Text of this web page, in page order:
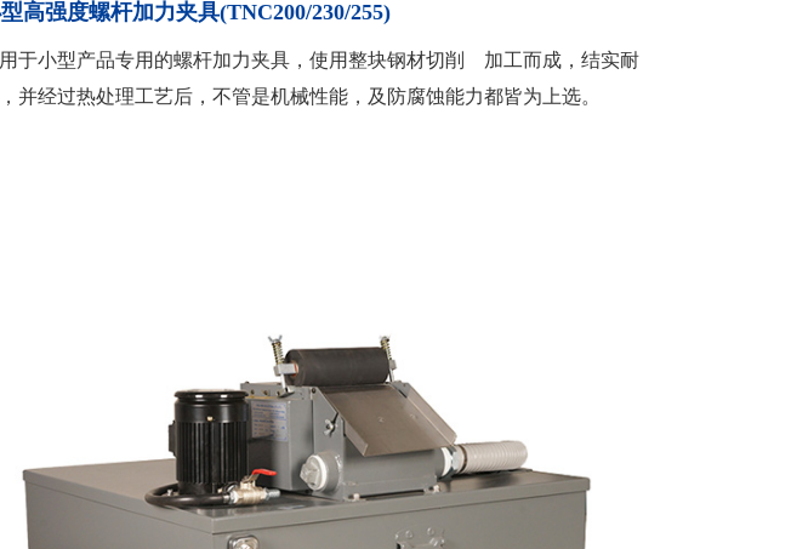
高强度螺杆加力夹具(TNC200/230/255)
于小型产品专用的螺杆加力夹具，使用整块钢材切削 加工而成，结实耐
并经过热处理工艺后，不管是机械性能，及防腐蚀能力都皆为上选。